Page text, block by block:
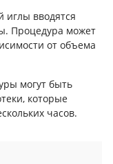
вводятся
Процедура может
от объема
могут быть
которые
часов.